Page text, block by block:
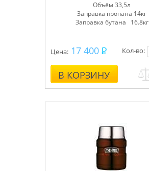
Объём 33,5л
Заправка пропана 14кг
Заправка бутана 16.8кг
Цена: 17 400
В КОРЗИНУ
Кол-во: